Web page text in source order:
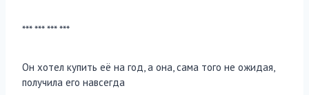
*** *** *** ***
Он хотел купить её на год, а она, сама того не ожидая,
получила его навсегда